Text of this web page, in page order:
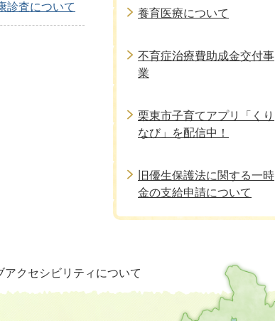
診査について
養育医療について
不育症治療費助成金交付事
業
栗東市子育てアプリ「くり
なび」を配信中！
旧優生保護法に関する一時
金の支給申請について
アクセシビリティについて
市